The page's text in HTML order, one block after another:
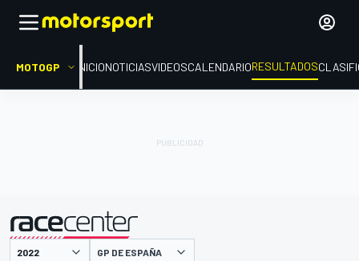
MOTOGP INICIONOTICIASVIDEOSCALENDARIORESULTADOS
presentado por GP DE ESPAÑA